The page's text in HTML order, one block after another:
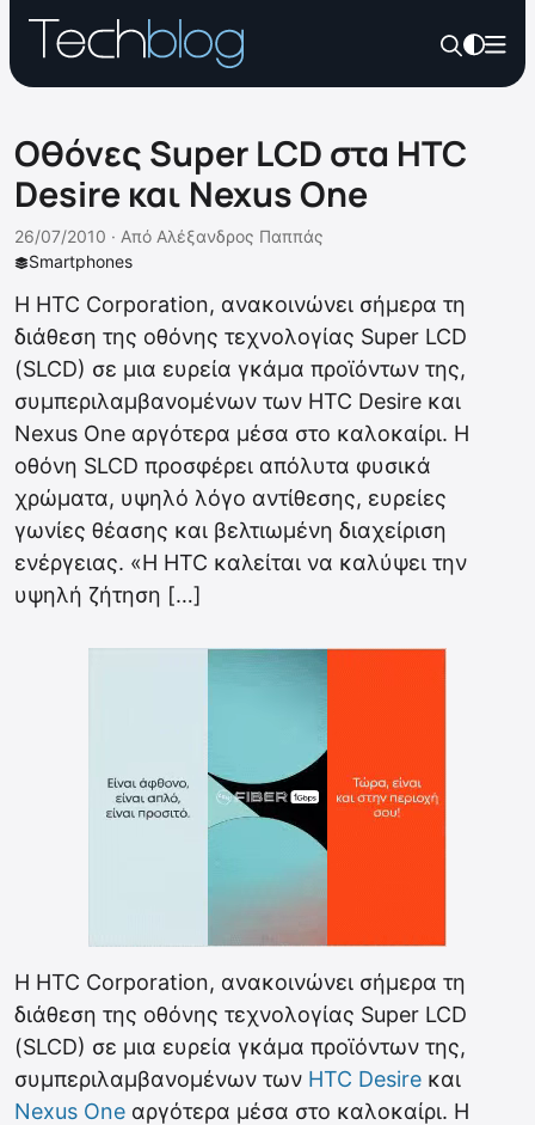
Οθόνες Super LCD στα HTC
Desire και Nexus One
Smartphones
26/07/2010 · Από Αλέξανδρος Παππάς
Η HTC Corporation, ανακοινώνει σήμερα τη
διάθεση της οθόνης τεχνολογίας Super LCD
(SLCD) σε μια ευρεία γκάμα προϊόντων της,
συμπεριλαμβανομένων των HTC Desire και
Nexus One αργότερα μέσα στο καλοκαίρι. Η
οθόνη SLCD προσφέρει απόλυτα φυσικά
χρώματα, υψηλό λόγο αντίθεσης, ευρείες
γωνίες θέασης και βελτιωμένη διαχείριση
ενέργειας. «Η HTC καλείται να καλύψει την
υψηλή ζήτηση […]
Η HTC Corporation, ανακοινώνει σήμερα τη
διάθεση της οθόνης τεχνολογίας Super LCD
(SLCD) σε μια ευρεία γκάμα προϊόντων της,
συμπεριλαμβανομένων των HTC Desire και
Nexus One αργότερα μέσα στο καλοκαίρι. Η